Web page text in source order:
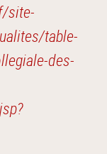
site-
table-
des-